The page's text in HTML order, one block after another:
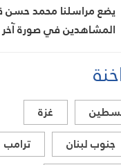
يضع مراسلنا محمد
المشاهدين في صورة آخر
المستجدات على الساحتين
السياسية والميدانية، إلى
المواقف الرسمية وأبرز
ذات الصلة بالشأنين الداخلي
والإقليمي
غزة
جنوب لبنان
ترامب